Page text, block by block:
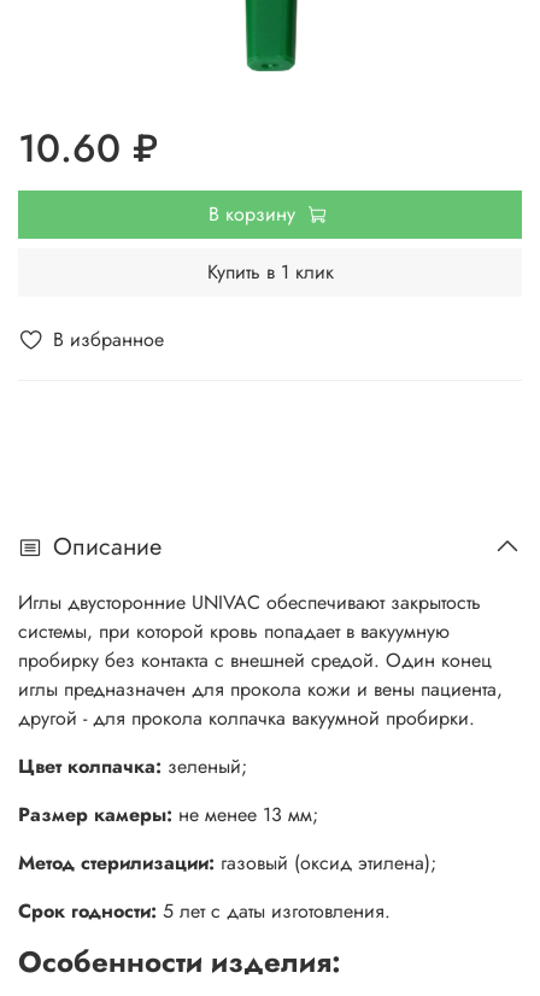
В избранное
10.60 ₽
В корзину
Купить в 1 клик
Описание
Иглы двусторонние UNIVAC обеспечивают закрытость
системы, при которой кровь попадает в вакуумную
пробирку без контакта с внешней средой. Один конец
иглы предназначен для прокола кожи и вены пациента,
другой - для прокола колпачка вакуумной пробирки.
Цвет колпачка: зеленый;
Размер камеры: не менее 13 мм;
Метод стерилизации: газовый (оксид этилена);
Срок годности: 5 лет с даты изготовления.
Особенности изделия: